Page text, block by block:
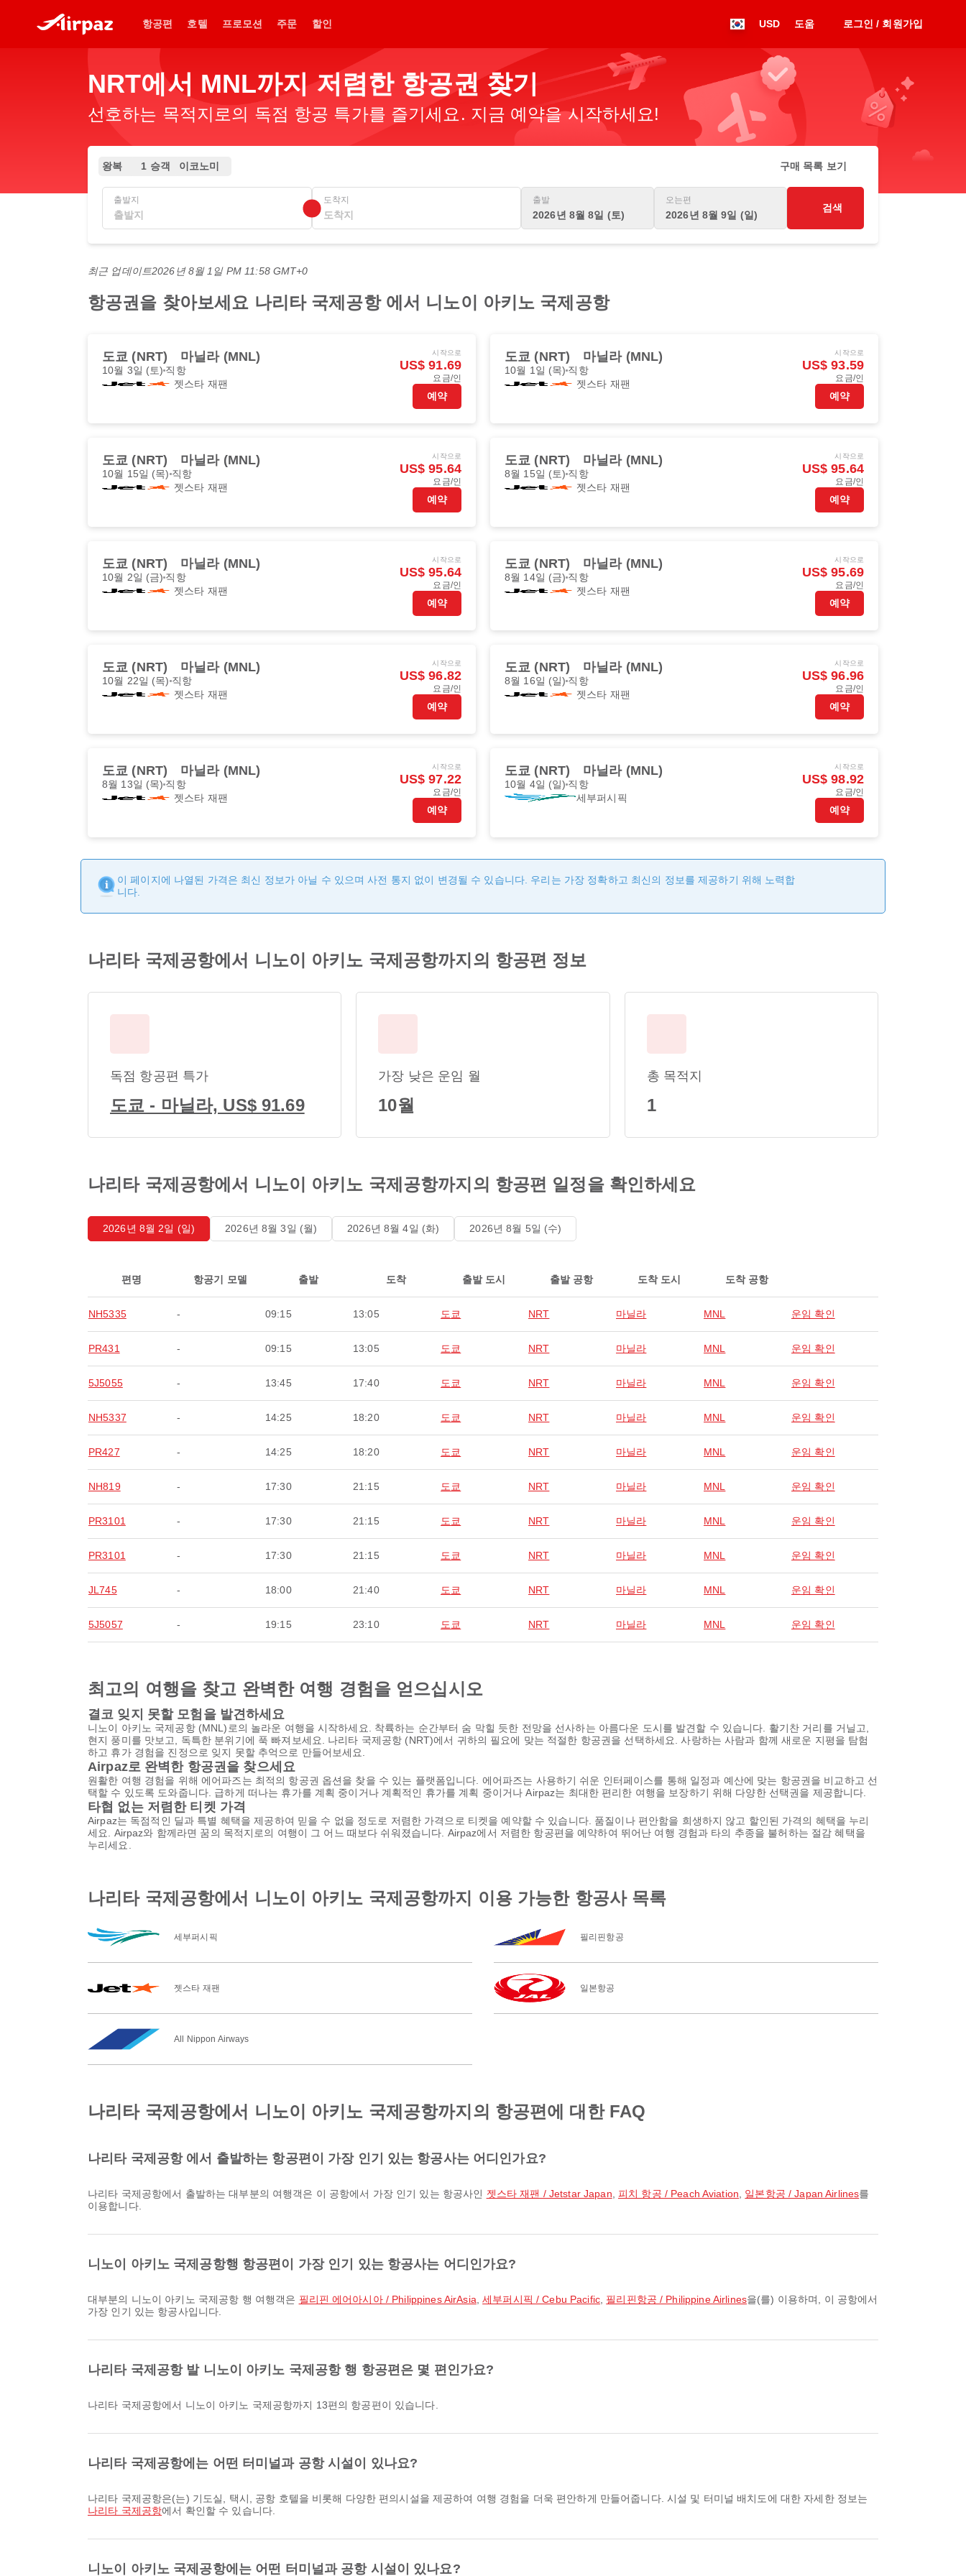
항공편 호텔 프로모션 주문 할인 USD 도움 로그인 / 회원가입
NRT에서 MNL까지 저렴한 항공권 찾기
선호하는 목적지로의 독점 항공 특가를 즐기세요. 지금 예약을 시작하세요!
왕복 1 승객 이코노미 구매 목록 보기
출발지 도착지 출발
2026년 8월 8일 (토)
오는편
2026년 8월 9일 (일)
검색
최근 업데이트2026년 8월 1일 PM 11:58 GMT+0
항공권을 찾아보세요 나리타 국제공항 에서 니노이 아키노 국제공항
도쿄 (NRT) 마닐라 (MNL)
10월 3일 (토) 직항
젯스타 재팬
시작으로
US$ 91.69
요금/인
예약
도쿄 (NRT) 마닐라 (MNL)
10월 1일 (목) 직항
젯스타 재팬
시작으로
US$ 93.59
요금/인
예약
도쿄 (NRT) 마닐라 (MNL)
10월 15일 (목) 직항
젯스타 재팬
시작으로
US$ 95.64
요금/인
예약
도쿄 (NRT) 마닐라 (MNL)
8월 15일 (토) 직항
젯스타 재팬
시작으로
US$ 95.64
요금/인
예약
도쿄 (NRT) 마닐라 (MNL)
10월 2일 (금) 직항
젯스타 재팬
시작으로
US$ 95.64
요금/인
예약
도쿄 (NRT) 마닐라 (MNL)
8월 14일 (금) 직항
젯스타 재팬
시작으로
US$ 95.69
요금/인
예약
도쿄 (NRT) 마닐라 (MNL)
10월 22일 (목) 직항
젯스타 재팬
시작으로
US$ 96.82
요금/인
예약
도쿄 (NRT) 마닐라 (MNL)
8월 16일 (일) 직항
젯스타 재팬
시작으로
US$ 96.96
요금/인
예약
도쿄 (NRT) 마닐라 (MNL)
8월 13일 (목) 직항
젯스타 재팬
시작으로
US$ 97.22
요금/인
예약
도쿄 (NRT) 마닐라 (MNL)
10월 4일 (일) 직항
세부퍼시픽
시작으로
US$ 98.92
요금/인
예약
이 페이지에 나열된 가격은 최신 정보가 아닐 수 있으며 사전 통지 없이 변경될 수 있습니다. 우리는 가장 정확하고 최신의 정보를 제공하기 위해 노력합
니다.
나리타 국제공항에서 니노이 아키노 국제공항까지의 항공편 정보
독점 항공편 특가
도쿄 - 마닐라, US$ 91.69
가장 낮은 운임 월
10월
총 목적지
1
나리타 국제공항에서 니노이 아키노 국제공항까지의 항공편 일정을 확인하세요
2026년 8월 2일 (일) 2026년 8월 3일 (월) 2026년 8월 4일 (화) 2026년 8월 5일 (수)
편명 항공기 모델 출발 도착 출발 도시 출발 공항 도착 도시 도착 공항
NH5335 - 09:15 13:05 도쿄 NRT 마닐라 MNL 운임 확인
PR431 - 09:15 13:05 도쿄 NRT 마닐라 MNL 운임 확인
5J5055 - 13:45 17:40 도쿄 NRT 마닐라 MNL 운임 확인
NH5337 - 14:25 18:20 도쿄 NRT 마닐라 MNL 운임 확인
PR427 - 14:25 18:20 도쿄 NRT 마닐라 MNL 운임 확인
NH819 - 17:30 21:15 도쿄 NRT 마닐라 MNL 운임 확인
PR3101 - 17:30 21:15 도쿄 NRT 마닐라 MNL 운임 확인
PR3101 - 17:30 21:15 도쿄 NRT 마닐라 MNL 운임 확인
JL745 - 18:00 21:40 도쿄 NRT 마닐라 MNL 운임 확인
5J5057 - 19:15 23:10 도쿄 NRT 마닐라 MNL 운임 확인
최고의 여행을 찾고 완벽한 여행 경험을 얻으십시오
결코 잊지 못할 모험을 발견하세요
니노이 아키노 국제공항 (MNL)로의 놀라운 여행을 시작하세요. 착륙하는 순간부터 숨 막힐 듯한 전망을 선사하는 아름다운 도시를 발견할 수 있습니다. 활기찬 거리를 거닐고,
현지 풍미를 맛보고, 독특한 분위기에 푹 빠져보세요. 나리타 국제공항 (NRT)에서 귀하의 필요에 맞는 적절한 항공권을 선택하세요. 사랑하는 사람과 함께 새로운 지평을 탐험
하고 휴가 경험을 진정으로 잊지 못할 추억으로 만들어보세요.
Airpaz로 완벽한 항공권을 찾으세요
원활한 여행 경험을 위해 에어파즈는 최적의 항공권 옵션을 찾을 수 있는 플랫폼입니다. 에어파즈는 사용하기 쉬운 인터페이스를 통해 일정과 예산에 맞는 항공권을 비교하고 선
택할 수 있도록 도와줍니다. 급하게 떠나는 휴가를 계획 중이거나 계획적인 휴가를 계획 중이거나 Airpaz는 최대한 편리한 여행을 보장하기 위해 다양한 선택권을 제공합니다.
타협 없는 저렴한 티켓 가격
Airpaz는 독점적인 딜과 특별 혜택을 제공하여 믿을 수 없을 정도로 저렴한 가격으로 티켓을 예약할 수 있습니다. 품질이나 편안함을 희생하지 않고 할인된 가격의 혜택을 누리
세요. Airpaz와 함께라면 꿈의 목적지로의 여행이 그 어느 때보다 쉬워졌습니다. Airpaz에서 저렴한 항공편을 예약하여 뛰어난 여행 경험과 타의 추종을 불허하는 절감 혜택을
누리세요.
나리타 국제공항에서 니노이 아키노 국제공항까지 이용 가능한 항공사 목록
세부퍼시픽 필리핀항공
젯스타 재팬 일본항공
All Nippon Airways
나리타 국제공항에서 니노이 아키노 국제공항까지의 항공편에 대한 FAQ
나리타 국제공항 에서 출발하는 항공편이 가장 인기 있는 항공사는 어디인가요?
나리타 국제공항에서 출발하는 대부분의 여행객은 이 공항에서 가장 인기 있는 항공사인 젯스타 재팬 / Jetstar Japan 피치 항공 / Peach Aviation 일본항공 / Japan Airlines를
이용합니다.
니노이 아키노 국제공항행 항공편이 가장 인기 있는 항공사는 어디인가요?
대부분의 니노이 아키노 국제공항 행 여행객은 필리핀 에어아시아 / Philippines AirAsia ,세부퍼시픽 / Cebu Pacific, 필리핀항공 / Philippine Airlines을(를) 이용하며, 이 공항에서
가장 인기 있는 항공사입니다.
나리타 국제공항 발 니노이 아키노 국제공항 행 항공편은 몇 편인가요?
나리타 국제공항에서 니노이 아키노 국제공항까지 13편의 항공편이 있습니다.
나리타 국제공항에는 어떤 터미널과 공항 시설이 있나요?
나리타 국제공항은(는) 기도실, 택시, 공항 호텔을 비롯해 다양한 편의시설을 제공하여 여행 경험을 더욱 편안하게 만들어줍니다. 시설 및 터미널 배치도에 대한 자세한 정보는
나리타 국제공항에서 확인할 수 있습니다.
니노이 아키노 국제공항에는 어떤 터미널과 공항 시설이 있나요?